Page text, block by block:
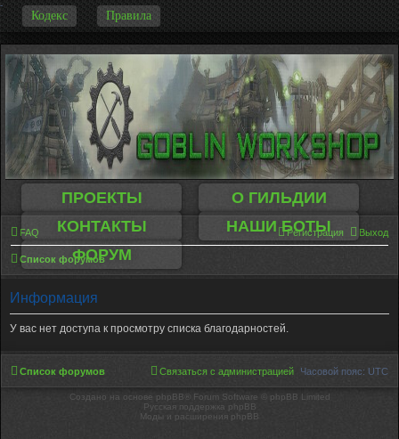
Кодекс Правила
-
ПРОЕКТЫ
О ГИЛЬДИИ
КОНТАКТЫ
НАШИ БОТЫ
ФОРУМ
FAQ Выход
Регистрация
Список форумов
Информация
У вас нет доступа к просмотру списка благодарностей.
Список форумов Часовой пояс: UTC
Связаться с администрацией
Создано на основе phpBB® Forum Software © phpBB Limited
Русская поддержка phpBB
Моды и расширения phpBB